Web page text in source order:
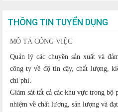
THÔNG TIN TUYỂN DỤNG
MÔ TẢ CÔNG VIỆC
Quản lý các chuyền sản xuất và
công ty về độ tin cậy, chất lượng,
chi phí.
Giám sát tất cả các khu vực trong bộ
nhiệm về chất lượng, sản lượng và